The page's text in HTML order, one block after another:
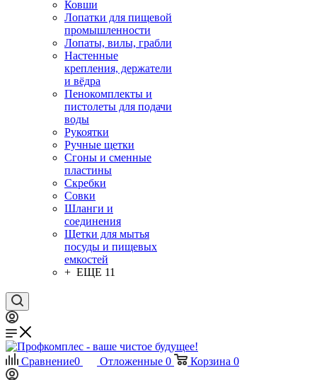
Ковши
Лопатки для пищевой
промышленности
Лопаты, вилы, грабли
Настенные
крепления, держатели
и вёдра
Пенокомплекты и
пистолеты для подачи
воды
Рукоятки
Ручные щетки
Сгоны и сменные
пластины
Скребки
Совки
Шланги и
соединения
Щетки для мытья
посуды и пищевых
емкостей
+ ЕЩЕ 11
Сравнение0 Отложенные 0 Корзина 0